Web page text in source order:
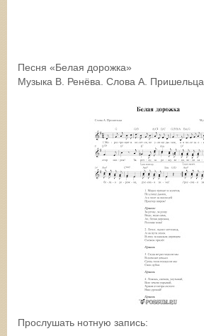
Песня «Белая дорожка»
Музыка В. Ренёва. Слова А. Пришельца.
Прослушать нотную запись: